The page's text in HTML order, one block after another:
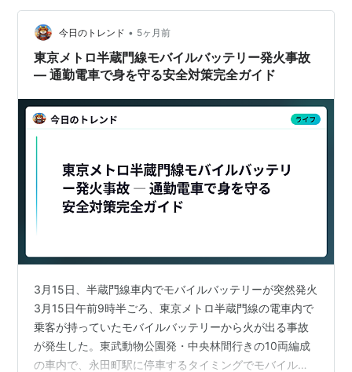
今日のトレンド • 5ヶ月前
東京メトロ半蔵門線モバイルバッテリー発火事故
— 通勤電車で身を守る安全対策完全ガイド
3月15日、半蔵門線車内でモバイルバッテリーが突然発火
3月15日午前9時半ごろ、東京メトロ半蔵門線の電車内で
乗客が持っていたモバイルバッテリーから火が出る事故
が発生した。東武動物公園発・中央林間行きの10両編成
の車内で、永田町駅に停車するタイミングでモバイルバ